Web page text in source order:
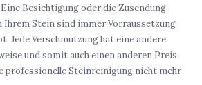
Besichtigung oder die Zusendung
Ihrem Stein sind immer Vorraussetzung
Jede Verschmutzung hat eine andere
und somit auch einen anderen Preis.
professionelle Steinreinigung nicht mehr